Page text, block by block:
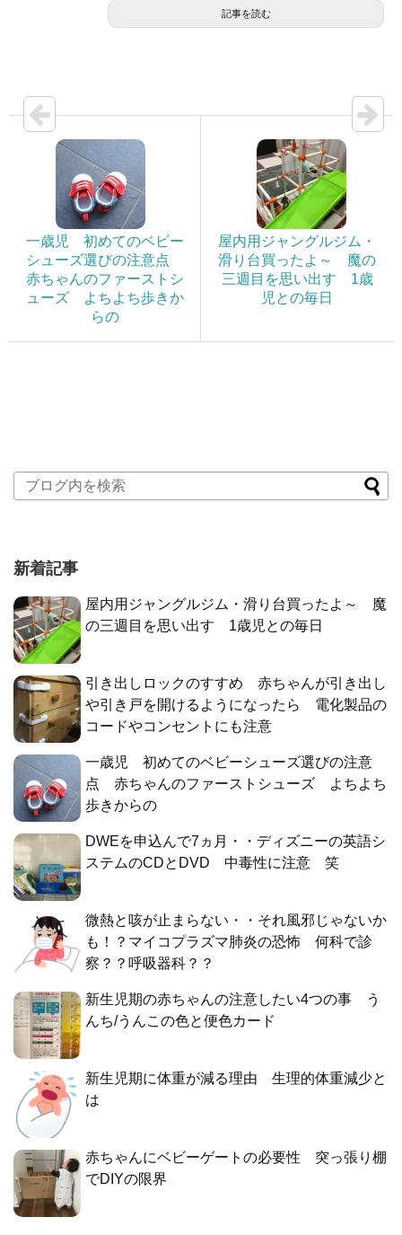
記事を読む
一歳児 初めてのベビー
シューズ選びの注意点
赤ちゃんのファーストシ
ューズ よちよち歩きか
らの
屋内用ジャングルジム・
滑り台買ったよ～ 魔の
三週目を思い出す 1歳
児との毎日
新着記事
屋内用ジャングルジム・滑り台買ったよ～ 魔
の三週目を思い出す 1歳児との毎日
引き出しロックのすすめ 赤ちゃんが引き出し
や引き戸を開けるようになったら 電化製品の
コードやコンセントにも注意
一歳児 初めてのベビーシューズ選びの注意
点 赤ちゃんのファーストシューズ よちよち
歩きからの
DWEを申込んで7ヵ月・・ディズニーの英語シ
ステムのCDとDVD 中毒性に注意 笑
微熱と咳が止まらない・・それ風邪じゃないか
も！？マイコプラズマ肺炎の恐怖 何科で診
察？？呼吸器科？？
新生児期の赤ちゃんの注意したい4つの事 う
んち/うんこの色と便色カード
新生児期に体重が減る理由 生理的体重減少と
は
赤ちゃんにベビーゲートの必要性 突っ張り棚
でDIYの限界